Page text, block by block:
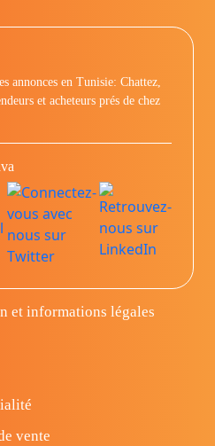
annonces en Tunisie: Chattez,
et acheteurs prés de chez
et informations légales
vente